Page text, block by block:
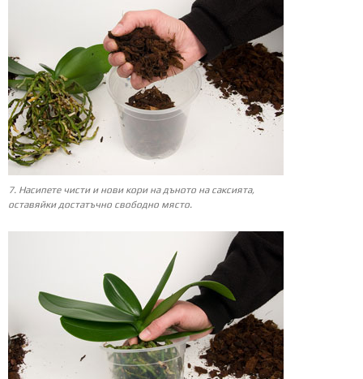
7. Насипете чисти и нови кори на дъното на саксията,
оставяйки достатъчно свободно място.